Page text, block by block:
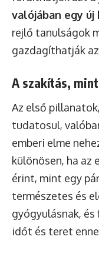
valójában egy új
rejlő tanulságok
gazdagíthatják
A szakítás,
Az első
tudatosul,
emberi elme
különösen, ha
érint, mint egy
természetes és
gyógyulásnak,
időt és teret